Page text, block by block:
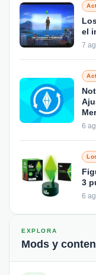
el
7
6
3
6
EXPLORA
Mods y